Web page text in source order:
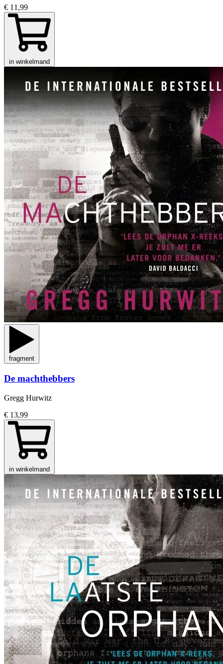
€ 11,99
in winkelmand
fragment
De machthebbers
Gregg Hurwitz
€ 13,99
in winkelmand